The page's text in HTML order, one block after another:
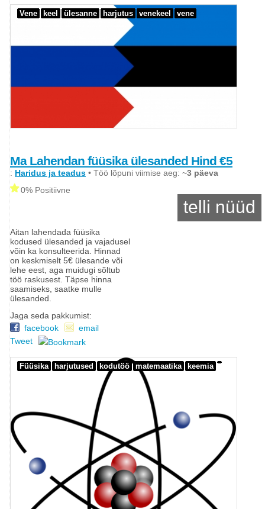
Vene keel ülesanne harjutus venekeel vene
Ma Lahendan füüsika ülesanded Hind €5
: Haridus ja teadus • Töö lõpuni viimise aeg: ~3 päeva
0% Positiivne
telli nüüd
Aitan lahendada füüsika
kodused ülesanded ja vajadusel
võin ka konsulteerida. Hinnad
on keskmiselt 5€ ülesande või
lehe eest, aga muidugi sõltub
töö raskusest. Täpse hinna
saamiseks, saatke mulle
ülesanded.
Jaga seda pakkumist:
facebook
email
Tweet
Füüsika harjutused kodutöö matemaatika keemia